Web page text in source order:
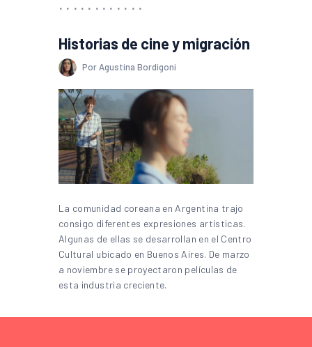
Historias de cine y migración
Por Agustina Bordigoni
La comunidad coreana en Argentina trajo
consigo diferentes expresiones artísticas.
Algunas de ellas se desarrollan en el Centro
Cultural ubicado en Buenos Aires. De marzo
a noviembre se proyectaron películas de
esta industria creciente.